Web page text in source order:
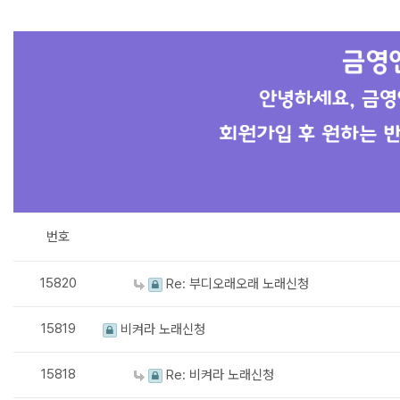
번호
15820 Re: 부디오래오래 노래신청
15819 비켜라 노래신청
15818 Re: 비켜라 노래신청